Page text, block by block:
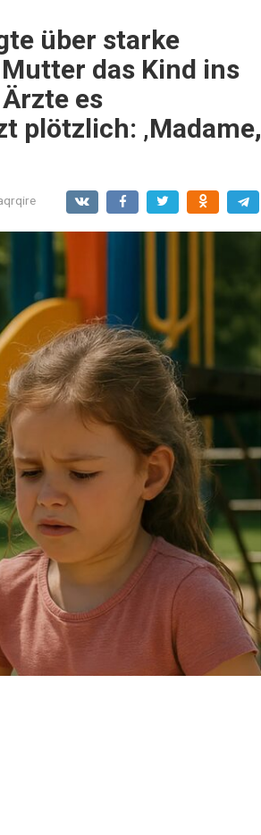
über starke
das Kind ins
es
plötzlich: ‚Madame,